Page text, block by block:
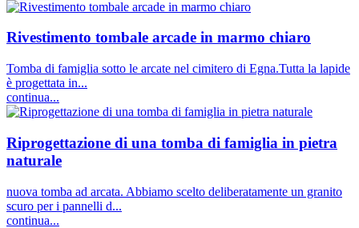
Rivestimento tombale arcade in marmo chiaro
Tomba di famiglia sotto le arcate nel cimitero di Egna.Tutta la lapide
è progettata in...
continua...
Riprogettazione di una tomba di famiglia in pietra
naturale
nuova tomba ad arcata. Abbiamo scelto deliberatamente un granito
scuro per i pannelli d...
continua...